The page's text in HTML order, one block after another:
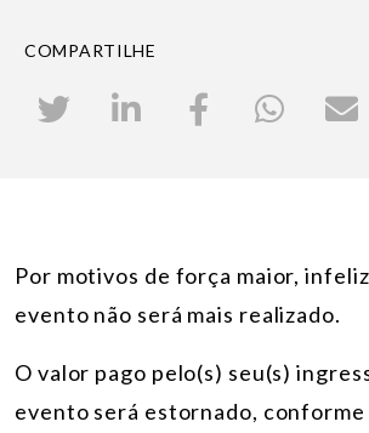
COMPARTILHE
Por motivos de força maior,
evento não será mais realizado.
O valor pago pelo(s) seu(s)
evento será estornado, conforme